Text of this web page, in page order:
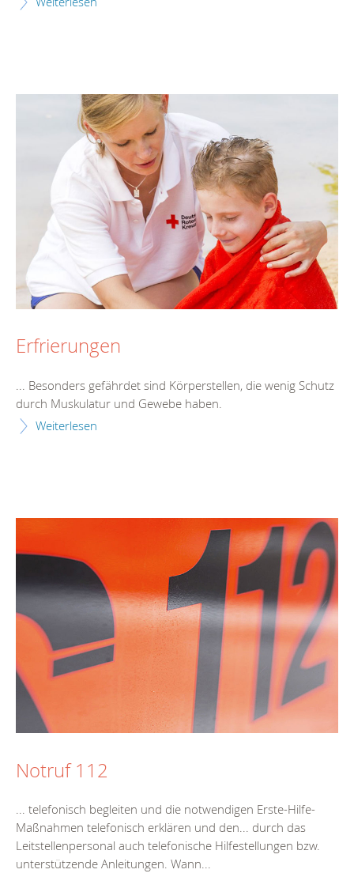
Erfrierungen
... Besonders gefährdet sind Körperstellen, die wenig Schutz
durch Muskulatur und Gewebe haben.
Weiterlesen
Notruf 112
... telefonisch begleiten und die notwendigen Erste-Hilfe-
Maßnahmen telefonisch erklären und den... durch das
Leitstellenpersonal auch telefonische Hilfestellungen bzw.
unterstützende Anleitungen. Wann...